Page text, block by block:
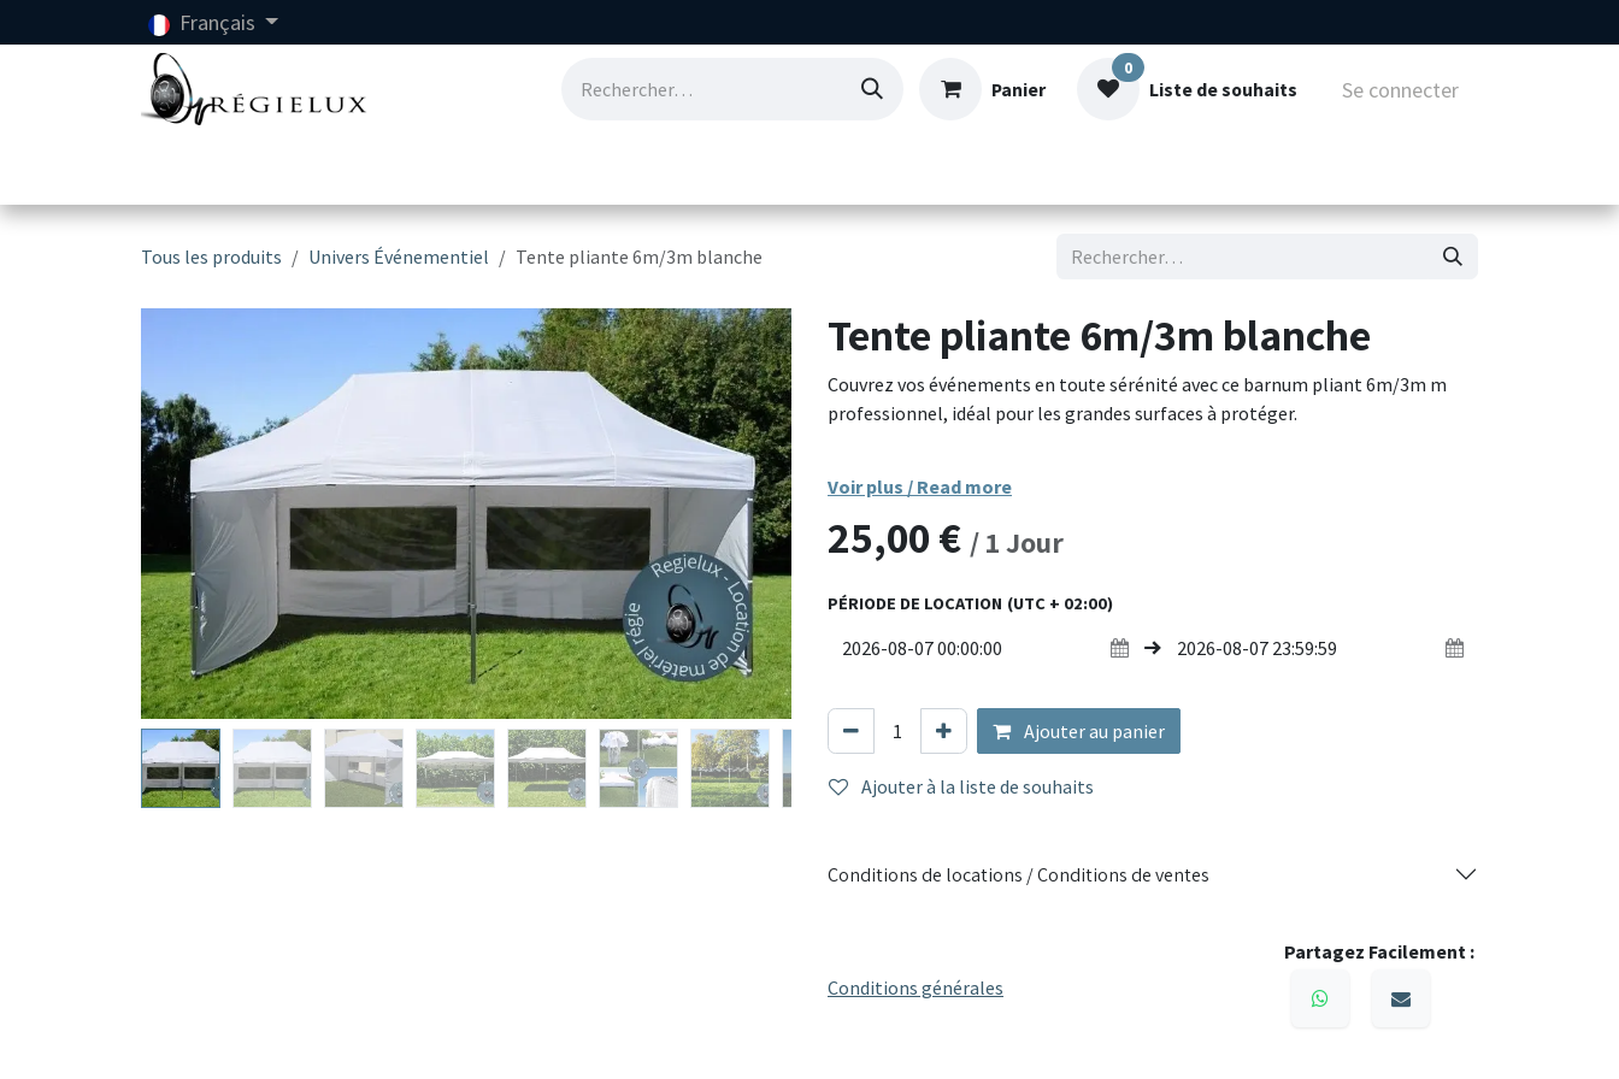
Se rendre au contenu Français
Panier
0
Liste de souhaits Se connecter
Tous les produits Univers Événementiel Tente pliante 6m/3m blanche
Tente pliante 6m/3m blanche
Couvrez vos événements en toute sérénité avec ce barnum pliant 6m/3m m
professionnel, idéal pour les grandes surfaces à protéger.
grande robustesse face aux intempéries. Facile à installer grâce à son système
de pliage rapide, ce barnum permet de créer un espace abrité spacieux, parfait
pour les marchés, réceptions, expositions ou événements sportifs.
Matériaux : structure en acier renforcé, toile polyester 300g/m² imperméable
Dimensions : 3 x 6 mètres
Résistance : anti-UV, imperméable et conçu pour un usage extérieur intensif
Utilisation : grands événements, foires, réceptions, paddocks, expositions
Résistant, spacieux et rapide à monter, ce barnum pliant est l'équipement
Voir plus / Read more
25,00€ /1Jour
PÉRIODE DE LOCATION (UTC + 02:00)
Ajouter au panier
Ajouter à la liste de souhaits
Conditions de locations / Conditions de ventes
Conditions générales
Partagez Facilement :